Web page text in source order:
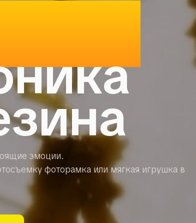
эмоции.
фоторамка или мягкая игрушка в